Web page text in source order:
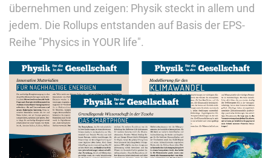
übernehmen und zeigen: Physik steckt in allem und
jedem. Die Rollups entstanden auf Basis der EPS-
Reihe "Physics in YOUR life".